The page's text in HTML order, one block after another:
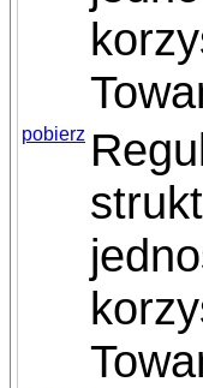
pobierz